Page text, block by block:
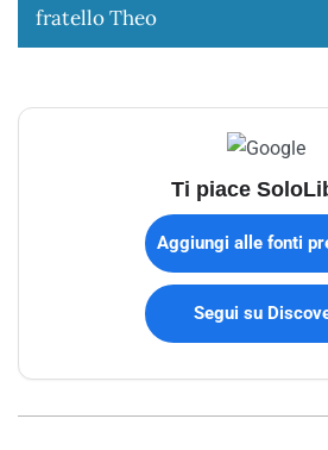
fratello Theo
Ti piace
Aggiungi alle fonti
Segui su